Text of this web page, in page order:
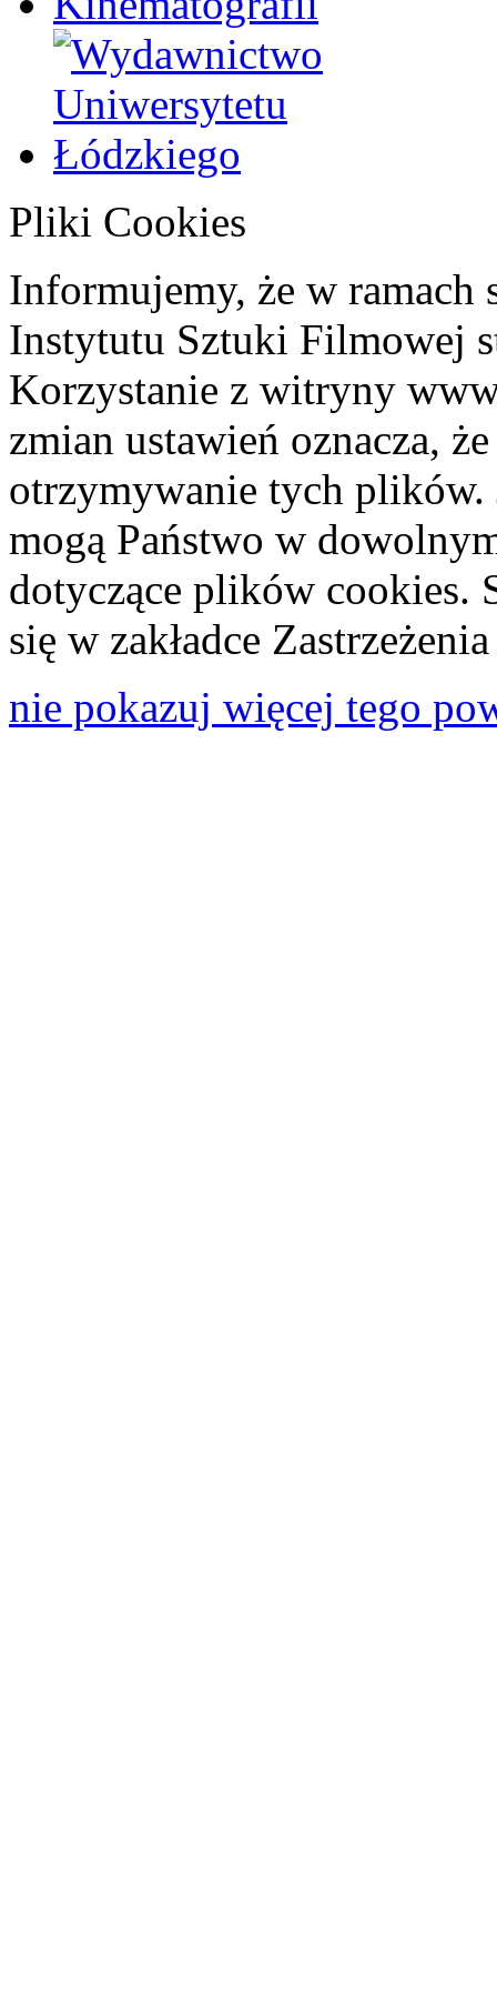
Pliki Cookies
Informujemy, że w ramach
Instytutu Sztuki Filmowej
Korzystanie z witryny
zmian ustawień oznacza,
otrzymywanie tych plików.
mogą Państwo w
dotyczące plików cookies.
się w zakładce
nie pokazuj więcej tego